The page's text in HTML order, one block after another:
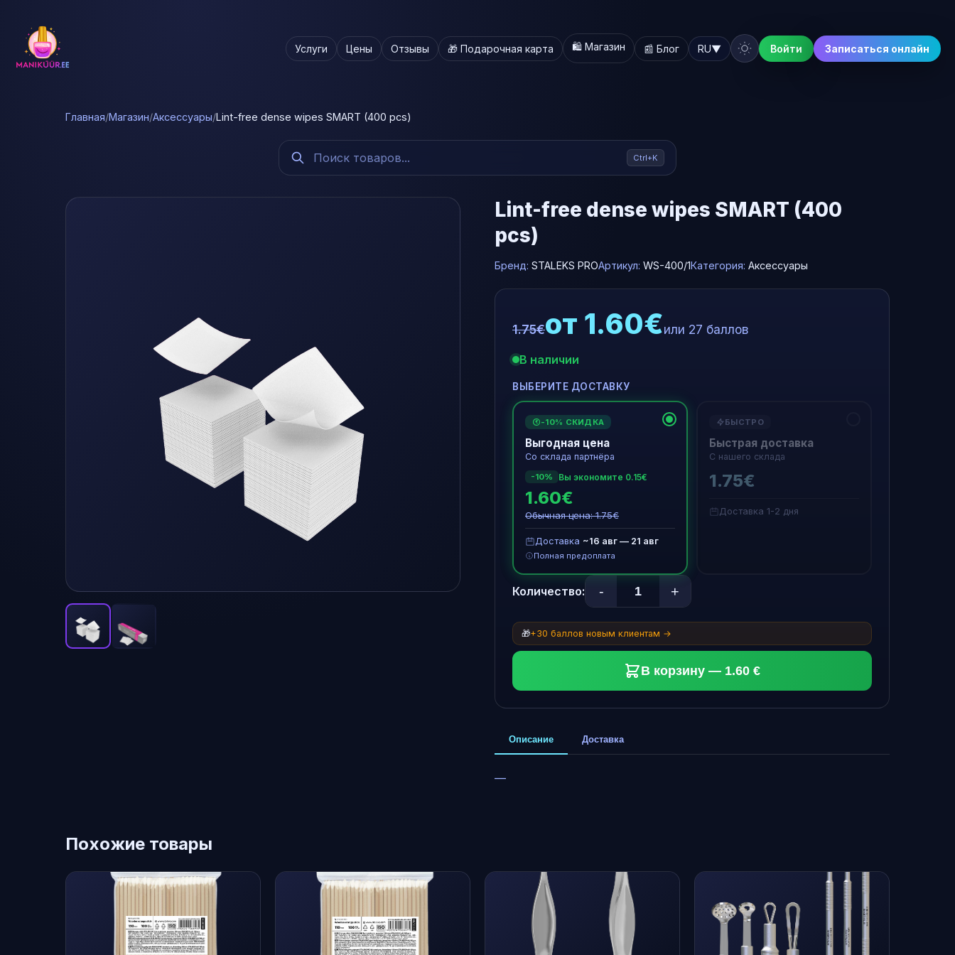
Услуги Цены Отзывы 🎁 Подарочная карта 🛍️ Магазин 📰 Блог RU▼ Войти Записаться онлайн
Главная/Магазин/Аксессуары/Lint-free dense wipes SMART (400 pcs)
Ctrl+K
Lint-free dense wipes SMART (400
pcs)
Бренд: STALEKS PROАртикул: WS-400/1Категория: Аксессуары
1.75€от 1.60€или 27 баллов
В наличии
ВЫБЕРИТЕ ДОСТАВКУ
€ -10% СКИДКА
Выгодная цена
Со склада партнёра
-10% Вы экономите 0.15€
1.60€
Обычная цена: 1.75€
Доставка ~16 авг — 21 авг
Полная предоплата
БЫСТРО
Быстрая доставка
С нашего склада
1.75€
Доставка 1-2 дня
Количество: - +
🎁+30 баллов новым клиентам →
В корзину — 1.60 €
Описание Доставка
—
Похожие товары